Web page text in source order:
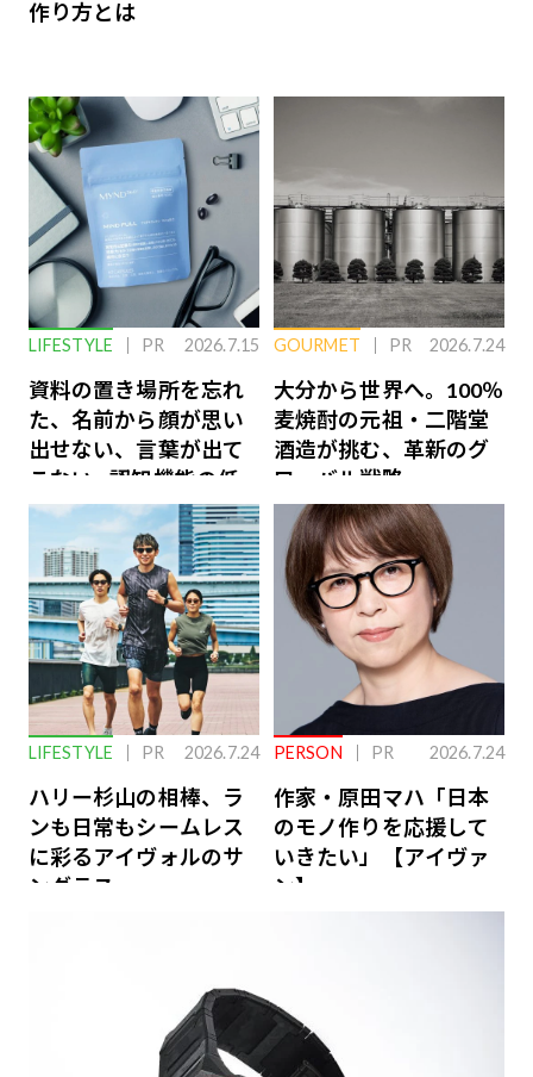
作り方とは
LIFESTYLE PR 2026.7.15
資料の置き場所を忘れ
た、名前から顔が思い
出せない、言葉が出て
こない…認知機能の低
下を救う、脳のインナ
ーケアとは
GOURMET PR 2026.7.24
大分から世界へ。100％
麦焼酎の元祖・二階堂
酒造が挑む、革新のグ
ローバル戦略
LIFESTYLE PR 2026.7.24
ハリー杉山の相棒、ラ
ンも日常もシームレス
に彩るアイヴォルのサ
ングラス
PERSON PR 2026.7.24
作家・原田マハ「日本
のモノ作りを応援して
いきたい」【アイヴァ
ン】